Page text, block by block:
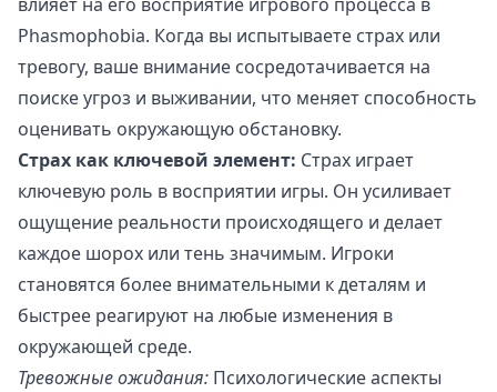
Phasmophobia. Когда вы испытываете страх или
тревогу, ваше внимание сосредотачивается на
поиске угроз и выживании, что меняет способность
оценивать окружающую обстановку.
Страх как ключевой элемент: Страх играет
ключевую роль в восприятии игры. Он усиливает
ощущение реальности происходящего и делает
каждое шорох или тень значимым. Игроки
становятся более внимательными к деталям и
быстрее реагируют на любые изменения в
окружающей среде.
Тревожные ожидания: Психологические аспекты